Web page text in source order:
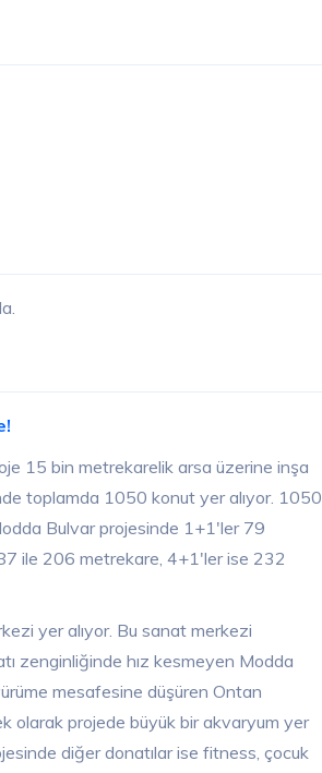
15 bin metrekarelik arsa üzerine inşa
toplamda 1050 konut yer alıyor. 1050
Bulvar projesinde 1+1'ler 79
ile 206 metrekare, 4+1'ler ise 232
yer alıyor. Bu sanat merkezi
zenginliğinde hız kesmeyen Modda
mesafesine düşüren Ontan
olarak projede büyük bir akvaryum yer
diğer donatılar ise fitness, çocuk